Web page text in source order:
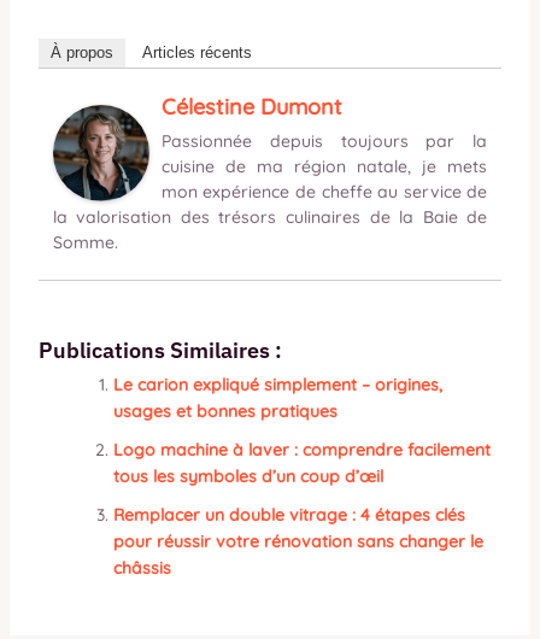
À propos Articles récents
Célestine Dumont
Passionnée depuis toujours par la
cuisine de ma région natale, je mets
mon expérience de cheffe au service de
la valorisation des trésors culinaires de la Baie de
Somme.
Publications Similaires :
Le carion expliqué simplement – origines,
usages et bonnes pratiques
Logo machine à laver : comprendre facilement
tous les symboles d’un coup d’œil
Remplacer un double vitrage : 4 étapes clés
pour réussir votre rénovation sans changer le
châssis